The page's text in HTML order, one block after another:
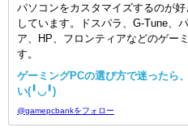
パソコンをカスタマイズするのが
しています。ドスパラ、G-Tune、
ア、HP、フロンティアなどのゲー
す。
ゲーミングPCの選び方で迷ったら
い(╹◡╹)
@gamepcbankをフォロー